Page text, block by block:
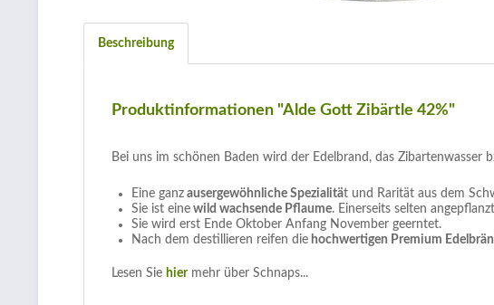
Beschreibung
Produktinformationen "Alde Gott Zibärtle 42%"
Bei uns im schönen Baden wird der Edelbrand, das Zibartenwasser
Eine ganz ausergewöhnliche Spezialität und Rarität aus dem
Sie ist eine wild wachsende Pflaume. Einerseits selten
Sie wird erst Ende Oktober Anfang November geerntet.
Nach dem destillieren reifen die hochwertigen Premium
Lesen Sie hiermehr über Schnaps...